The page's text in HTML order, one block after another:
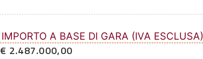
IMPORTO A BASE DI GARA (IVA ESCLUSA)
€ 2.487.000,00